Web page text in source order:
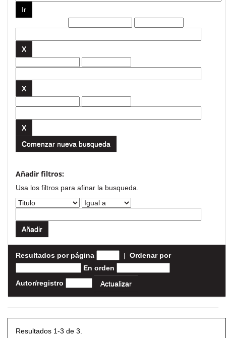
Comenzar nueva busqueda
Añadir filtros:
Usa los filtros para afinar la busqueda.
Resultados por página | Ordenar por
En orden
Autor/registro
Resultados 1-3 de 3.